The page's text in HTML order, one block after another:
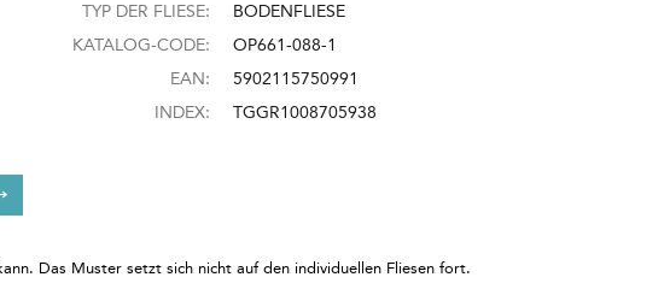
TYP DER FLIESE:
BODENFLIESE
KATALOG-CODE:
OP661-088-1
EAN:
5902115750991
INDEX:
TGGR1008705938
Das Muster setzt sich nicht auf den individuellen Fliesen fort.